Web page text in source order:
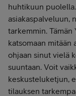
huhtikuun
asiakaspalveluun,
tarkemmin.
katsomaan mitään
ohjaan sinut vielä
suuntaan. Voit
keskusteluketjun,
tilauksen